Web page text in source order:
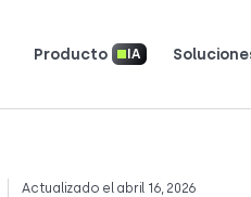
Producto IA
Actualizado el abril 16, 2026